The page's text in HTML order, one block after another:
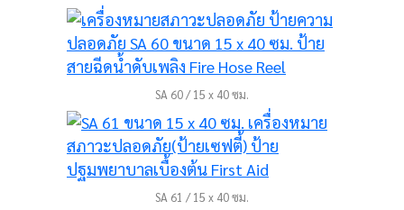
SA 60 / 15 x 40 ซม.
SA 61 / 15 x 40 ซม.